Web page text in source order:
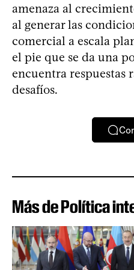
amenaza al
al generar las
comercial a escala
el pie que se da una
encuentra respuestas
desafíos.
Más de Política